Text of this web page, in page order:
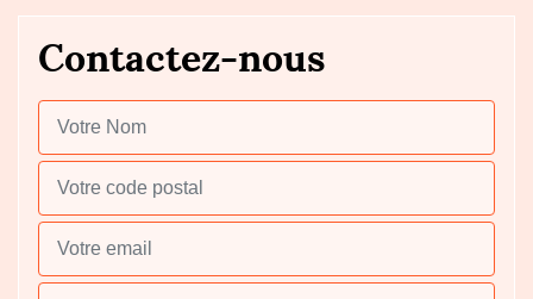
Contactez-nous